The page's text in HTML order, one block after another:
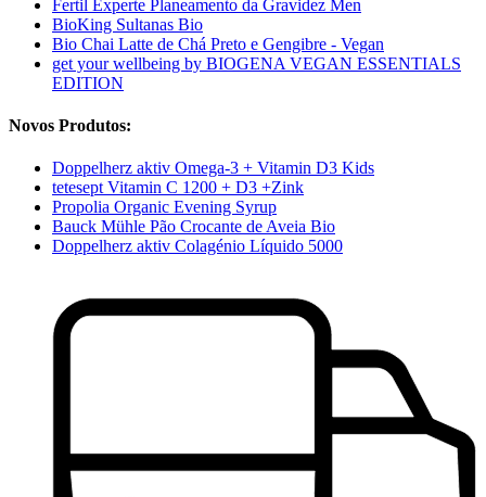
Fertil Experte Planeamento da Gravidez Men
BioKing Sultanas Bio
Bio Chai Latte de Chá Preto e Gengibre - Vegan
get your wellbeing by BIOGENA VEGAN ESSENTIALS
EDITION
Novos Produtos:
Doppelherz aktiv Omega-3 + Vitamin D3 Kids
tetesept Vitamin C 1200 + D3 +Zink
Propolia Organic Evening Syrup
Bauck Mühle Pão Crocante de Aveia Bio
Doppelherz aktiv Colagénio Líquido 5000